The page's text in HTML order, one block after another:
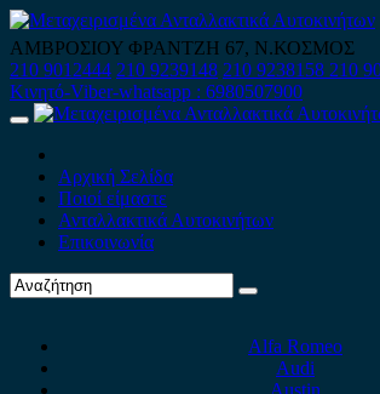
Skip
to
content
ΑΜΒΡΟΣΙΟΥ ΦΡΑΝΤΖΗ 67, Ν.ΚΟΣΜΟΣ
210 9012444 210 9239148 210 9238158 210
Κινητό-Viber-whatsapp : 6980507900
Primary
Αρχική Σελίδα
Ποιοί είμαστε
Ανταλλακτικά Αυτοκινήτων
Επικοινωνία
Alfa Romeo
Audi
Austin